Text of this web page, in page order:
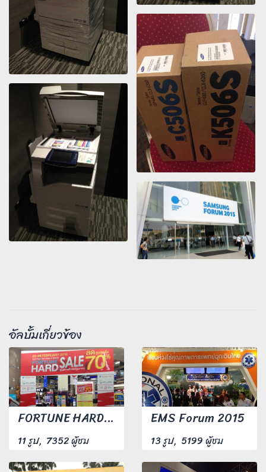
อัลบั้มเกี่ยวข้อง
FORTUNE HARD SALE 2016
11 รูป, 7352 ผู้ชม
EMS Forum 2015
13 รูป, 5199 ผู้ชม